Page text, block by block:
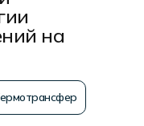
на